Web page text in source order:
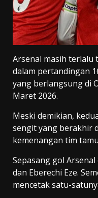
Arsenal masih terlalu
dalam pertandingan
yang berlangsung di
Maret 2026.
Meski demikian,
sengit yang berakhir
kemenangan tim
Sepasang gol
dan Eberechi Eze.
mencetak satu-